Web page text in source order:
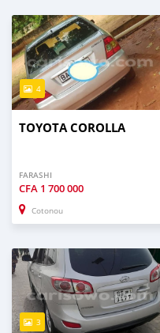
4
TOYOTA COROLLA
FARASHI
CFA 1 700 000
Cotonou
3